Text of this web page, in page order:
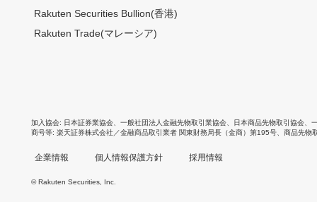
Rakuten Securities Bullion(香港)
Rakuten Trade(マレーシア)
加入協会 日本証券業協会 一般社団法人金融先物取引業協会 日本商品先物取引協会
商号等 楽天証券株式会社／金融商品取引業者 関東財務局長（金商）第195号、商品先物
企業情報 個人情報保護方針 採用情報
© Rakuten Securities, Inc.